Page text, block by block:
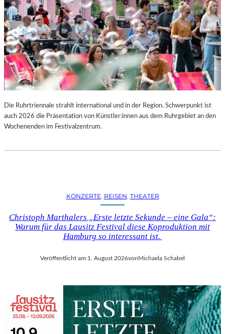
Die Ruhrtriennale strahlt international und in der Region. Schwerpunkt ist
auch 2026 die Präsentation von Künstler:innen aus dem Ruhrgebiet an den
Wochenenden im Festivalzentrum.
KONZERTE, REISEN, THEATER
Christoph Marthalers „Erste letzte Sekunde – eine Gala“:
Warum für das Lausitz Festival diese Koproduktion mit
Hamburg so interessant ist.
Veröffentlicht am:1. August 2026von Michaela Schabel